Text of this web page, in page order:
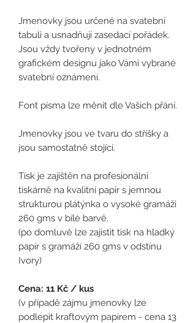
Jmenovky jsou určené na svatební
tabuli a usnadňují zasedací pořádek.
Jsou vždy tvořeny v jednotném
grafickém designu jako Vámi vybrané
svatební oznámení.
Font písma lze měnit dle Vašich přání.
Jmenovky jsou ve tvaru do stříšky a
jsou samostatně stojící.
Tisk je zajištěn na profesionální
tiskárně na kvalitní papír s jemnou
strukturou plátýnka o vysoké gramáži
260 gms v bílé barvě.
(po domluvě lze zajistit tisk na hladký
papír s gramáží 260 gms v odstínu
Ivory)
Cena: 11 Kč / kus
(v případě zájmu jmenovky lze
podlepit kraftovým papírem - cena 13